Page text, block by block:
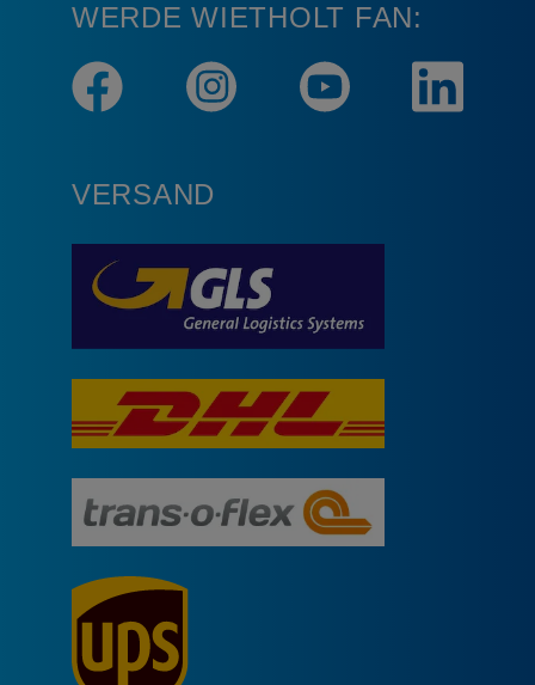
WERDE WIETHOLT FAN:
VERSAND